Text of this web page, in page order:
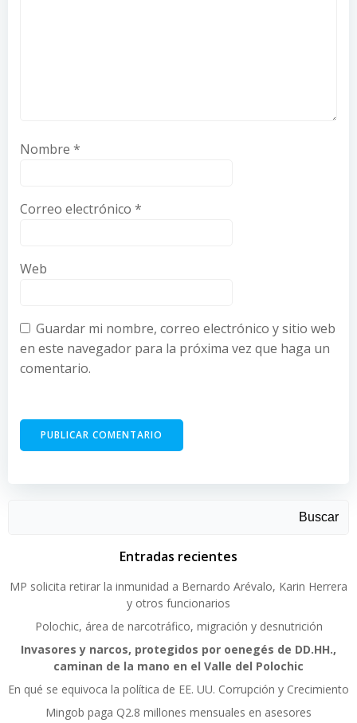
Nombre *
Correo electrónico *
Web
Guardar mi nombre, correo electrónico y sitio web
en este navegador para la próxima vez que haga un
comentario.
Buscar
Entradas recientes
MP solicita retirar la inmunidad a Bernardo Arévalo, Karin Herrera
y otros funcionarios
Polochic, área de narcotráfico, migración y desnutrición
Invasores y narcos, protegidos por oenegés de DD.HH.,
caminan de la mano en el Valle del Polochic
En qué se equivoca la política de EE. UU. Corrupción y Crecimiento
Mingob paga Q2.8 millones mensuales en asesores